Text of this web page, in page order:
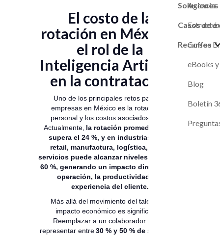
Soluciones
Marca
Casos de
Coffee
Recursos
eBooks
Blog
Boletín
Magneto
Contacto
Próximos
El costo de la
rotación en México y
el rol de la
Inteligencia Artificial
en la contratación
Uno de los principales retos para las
empresas en México es la rotación de
personal y los costos asociados a ella.
Actualmente, la rotación promedio anual
supera el 24 %, y en industrias como
retail, manufactura, logística, BPO y
servicios puede alcanzar niveles de 35 % a
60 %, generando un impacto directo en la
operación, la productividad y la
experiencia del cliente.
Más allá del movimiento del talento, el
impacto económico es significativo.
Reemplazar a un colaborador puede
representar entre30 % y 50 % de su salario